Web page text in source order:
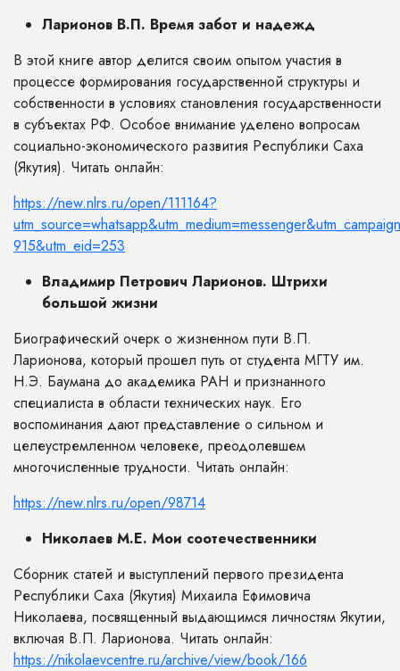
Ларионов В.П. Время забот и надежд
В этой книге автор делится своим опытом участия в
процессе формирования государственной структуры и
собственности в условиях становления государственности
в субъектах РФ. Особое внимание уделено вопросам
социально-экономического развития Республики Саха
(Якутия). Читать онлайн:
https://new.nlrs.ru/open/111164?
915&utm_eid=253
Владимир Петрович Ларионов. Штрихи
большой жизни
Биографический очерк о жизненном пути В.П.
Ларионова, который прошел путь от студента МГТУ им.
Н.Э. Баумана до академика РАН и признанного
специалиста в области технических наук. Его
воспоминания дают представление о сильном и
целеустремленном человеке, преодолевшем
многочисленные трудности. Читать онлайн:
https://new.nlrs.ru/open/98714
Николаев М.Е. Мои соотечественники
Сборник статей и выступлений первого президента
Республики Саха (Якутия) Михаила Ефимовича
Николаева, посвященный выдающимся личностям Якутии,
включая В.П. Ларионова. Читать онлайн:
https://nikolaevcentre.ru/archive/view/book/166